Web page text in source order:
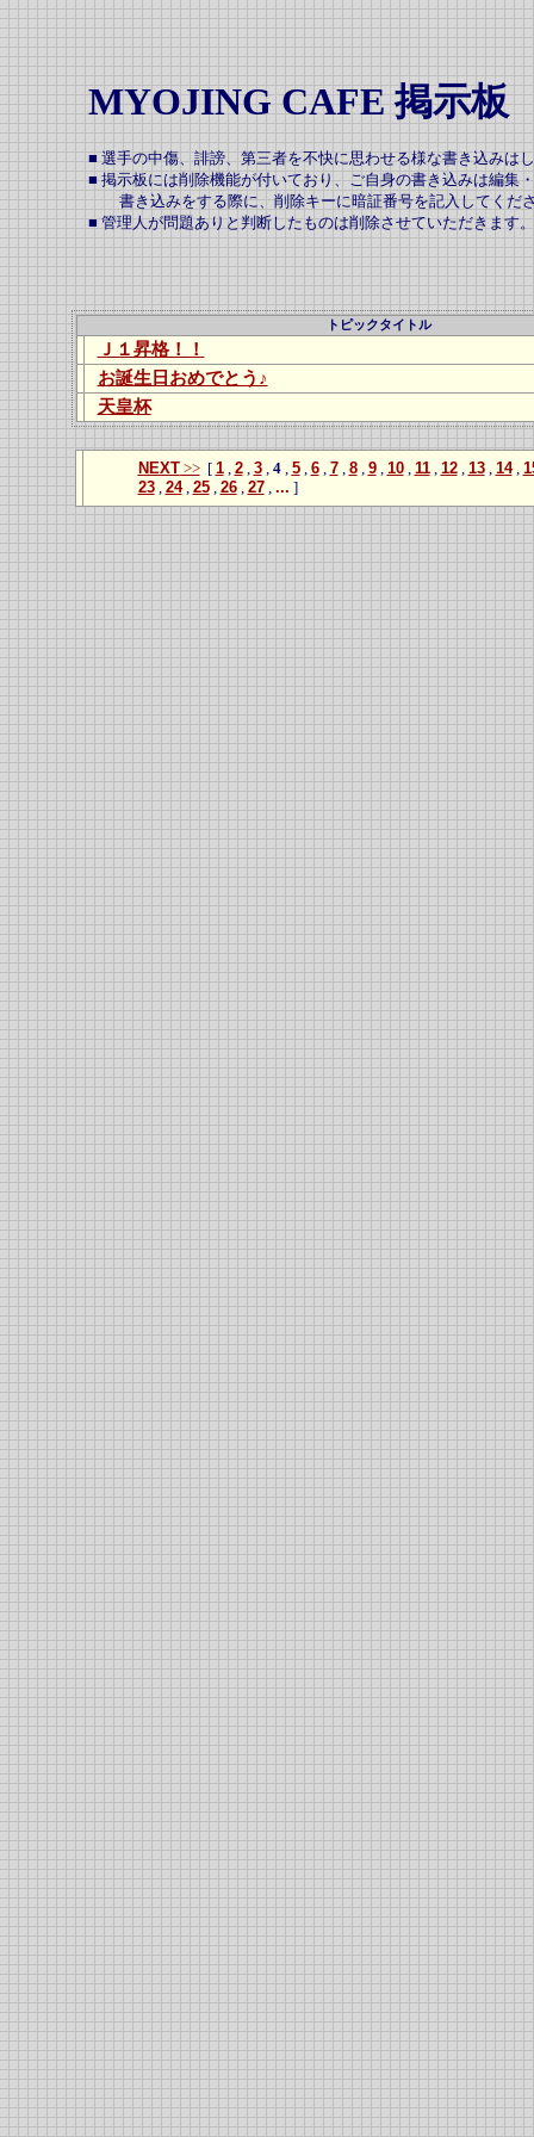
MYOJING CAFE 掲示板
■ 選手の中傷、誹謗、第三者を不快に思わせる様な書き込みは
■ 掲示板には削除機能が付いており、ご自身の書き込みは編集
書き込みをする際に、削除キーに暗証番号を記入してくだ
■ 管理人が問題ありと判断したものは削除させていただきます。
トピックタイトル
Ｊ１昇格！！
お誕生日おめでとう♪
天皇杯
NEXT>>[ 1, 2, 3, 4, 5, 6, 7, 8, 9, 10, 11, 12, 13, 14,
23, 24, 25, 26, 27, ... ]